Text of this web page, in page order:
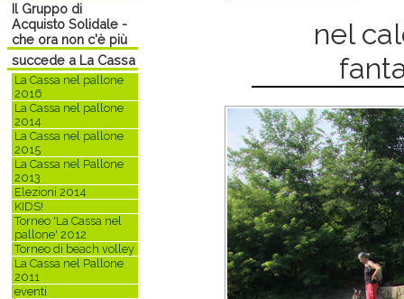
Il Gruppo di
Acquisto Solidale -
che ora non c'è più
succede a La Cassa
La Cassa nel pallone
2016
La Cassa nel pallone
2014
La Cassa nel pallone
2015
La Cassa nel Pallone
2013
Elezioni 2014
KIDS!
Torneo 'La Cassa nel
pallone' 2012
Torneo di beach volley
La Cassa nel Pallone
2011
eventi
nel